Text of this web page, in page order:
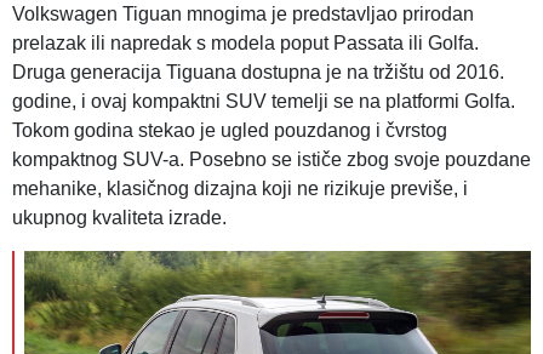
Volkswagen Tiguan mnogima je predstavljao prirodan
prelazak ili napredak s modela poput Passata ili Golfa.
Druga generacija Tiguana dostupna je na tržištu od 2016.
godine, i ovaj kompaktni SUV temelji se na platformi Golfa.
Tokom godina stekao je ugled pouzdanog i čvrstog
kompaktnog SUV-a. Posebno se ističe zbog svoje pouzdane
mehanike, klasičnog dizajna koji ne rizikuje previše, i
ukupnog kvaliteta izrade.